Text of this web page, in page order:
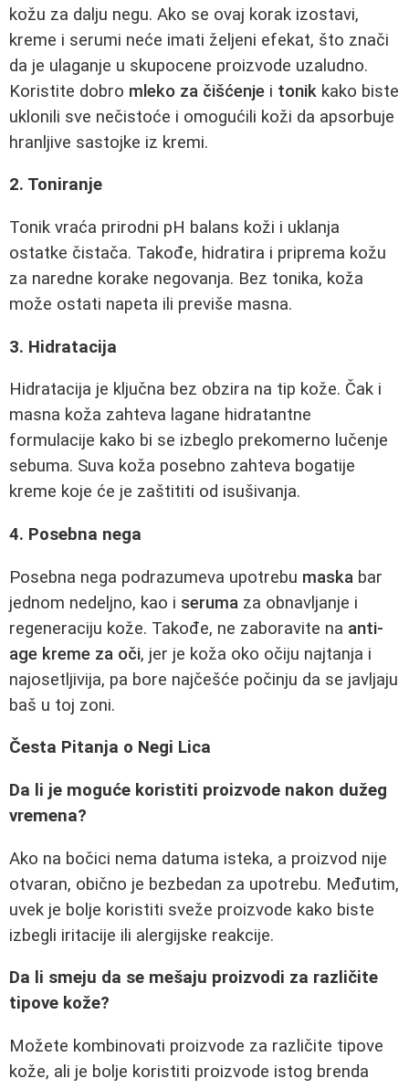
kožu za dalju negu. Ako se ovaj korak izostavi,
kreme i serumi neće imati željeni efekat, što znači
da je ulaganje u skupocene proizvode uzaludno.
Koristite dobro mleko za čišćenje i tonik kako biste
uklonili sve nečistoće i omogućili koži da apsorbuje
hranljive sastojke iz kremi.
2. Toniranje
Tonik vraća prirodni pH balans koži i uklanja
ostatke čistača. Takođe, hidratira i priprema kožu
za naredne korake negovanja. Bez tonika, koža
može ostati napeta ili previše masna.
3. Hidratacija
Hidratacija je ključna bez obzira na tip kože. Čak i
masna koža zahteva lagane hidratantne
formulacije kako bi se izbeglo prekomerno lučenje
sebuma. Suva koža posebno zahteva bogatije
kreme koje će je zaštititi od isušivanja.
4. Posebna nega
Posebna nega podrazumeva upotrebu maska bar
jednom nedeljno, kao i seruma za obnavljanje i
regeneraciju kože. Takođe, ne zaboravite na anti-
age kreme za oči, jer je koža oko očiju najtanja i
najosetljivija, pa bore najčešće počinju da se javljaju
baš u toj zoni.
Česta Pitanja o Negi Lica
Da li je moguće koristiti proizvode nakon dužeg
vremena?
Ako na bočici nema datuma isteka, a proizvod nije
otvaran, obično je bezbedan za upotrebu. Međutim,
uvek je bolje koristiti sveže proizvode kako biste
izbegli iritacije ili alergijske reakcije.
Da li smeju da se mešaju proizvodi za različite
tipove kože?
Možete kombinovati proizvode za različite tipove
kože, ali je bolje koristiti proizvode istog brenda